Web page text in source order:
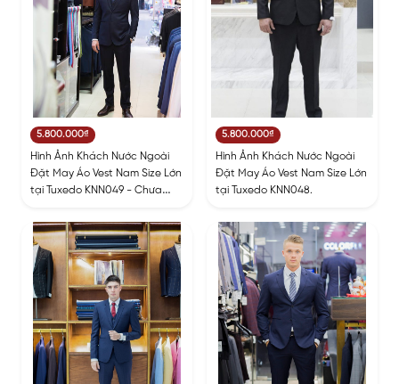
5.800.000₫
Hình Ảnh Khách Nước Ngoài
Đặt May Áo Vest Nam Size Lớn
tại Tuxedo KNN049 - Chưa
5.800.000₫
Hình Ảnh Khách Nước Ngoài
Đặt May Áo Vest Nam Size Lớn
tại Tuxedo KNN048.